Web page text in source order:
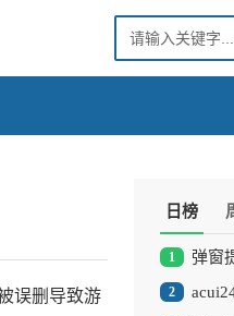
误删导致游
日榜
1 弹窗
2